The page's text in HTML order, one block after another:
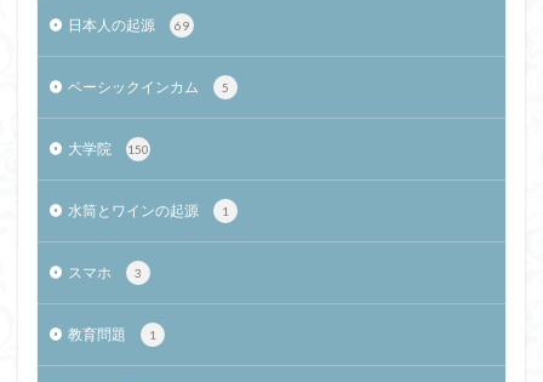
日本人の起源 69
ベーシックインカム 5
大学院 150
水筒とワインの起源 1
スマホ 3
教育問題 1